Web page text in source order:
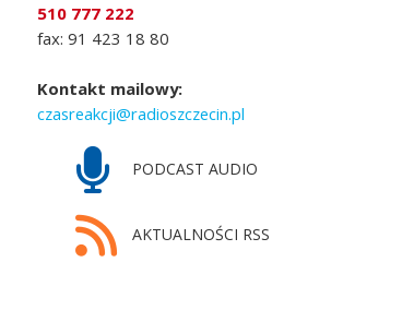
510 777 222
fax: 91 423 18 80
Kontakt mailowy:
czasreakcji@radioszczecin.pl
PODCAST AUDIO
AKTUALNOŚCI RSS